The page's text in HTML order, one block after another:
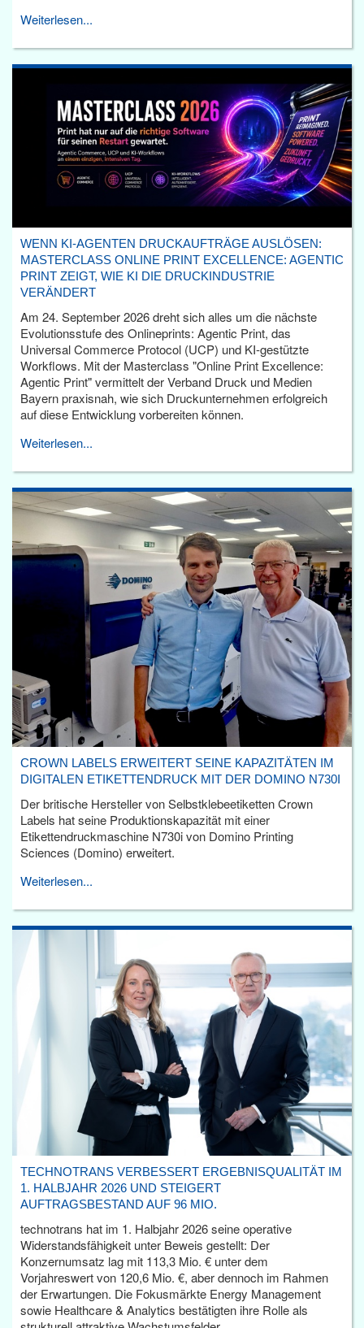
Weiterlesen...
WENN KI-AGENTEN DRUCKAUFTRÄGE AUSLÖSEN:
MASTERCLASS ONLINE PRINT EXCELLENCE: AGENTIC
PRINT ZEIGT, WIE KI DIE DRUCKINDUSTRIE
VERÄNDERT
Am 24. September 2026 dreht sich alles um die nächste
Evolutionsstufe des Onlineprints: Agentic Print, das
Universal Commerce Protocol (UCP) und KI-gestützte
Workflows. Mit der Masterclass "Online Print Excellence:
Agentic Print" vermittelt der Verband Druck und Medien
Bayern praxisnah, wie sich Druckunternehmen erfolgreich
auf diese Entwicklung vorbereiten können.
Weiterlesen...
CROWN LABELS ERWEITERT SEINE KAPAZITÄTEN IM
DIGITALEN ETIKETTENDRUCK MIT DER DOMINO N730I
Der britische Hersteller von Selbstklebeetiketten Crown
Labels hat seine Produktionskapazität mit einer
Etikettendruckmaschine N730i von Domino Printing
Sciences (Domino) erweitert.
Weiterlesen...
TECHNOTRANS VERBESSERT ERGEBNISQUALITÄT IM
1. HALBJAHR 2026 UND STEIGERT
AUFTRAGSBESTAND AUF 96 MIO.
technotrans hat im 1. Halbjahr 2026 seine operative
Widerstandsfähigkeit unter Beweis gestellt: Der
Konzernumsatz lag mit 113,3 Mio. € unter dem
Vorjahreswert von 120,6 Mio. €, aber dennoch im Rahmen
der Erwartungen. Die Fokusmärkte Energy Management
sowie Healthcare & Analytics bestätigten ihre Rolle als